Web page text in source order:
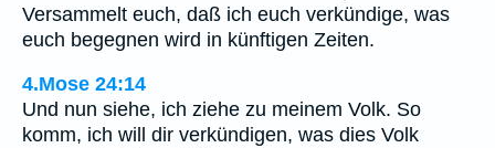
Versammelt euch, daß ich euch verkündige, was
euch begegnen wird in künftigen Zeiten.
4.Mose 24:14
Und nun siehe, ich ziehe zu meinem Volk. So
komm, ich will dir verkündigen, was dies Volk